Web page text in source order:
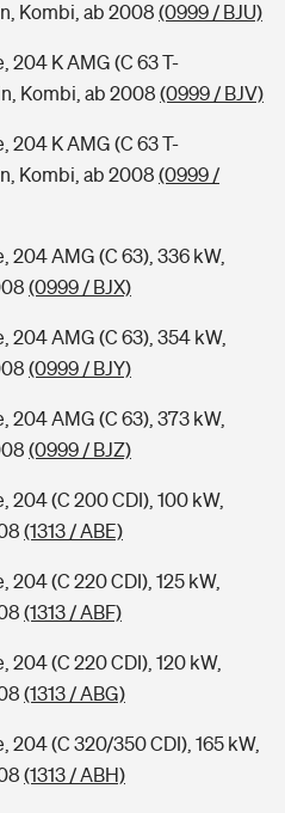
Kombi, ab 2008 (0999 / BJU)
204 K AMG (C 63 T-
Kombi, ab 2008 (0999 / BJV)
204 K AMG (C 63 T-
Kombi, ab 2008 (0999 /
204 AMG (C 63), 336 kW,
(0999 / BJX)
204 AMG (C 63), 354 kW,
(0999 / BJY)
204 AMG (C 63), 373 kW,
(0999 / BJZ)
204 (C 200 CDI), 100 kW,
(1313 / ABE)
(C 220 CDI), 125 kW,
(1313 / ABF)
(C 220 CDI), 120 kW,
(1313 / ABG)
204 (C 320/350 CDI), 165 kW,
(1313 / ABH)